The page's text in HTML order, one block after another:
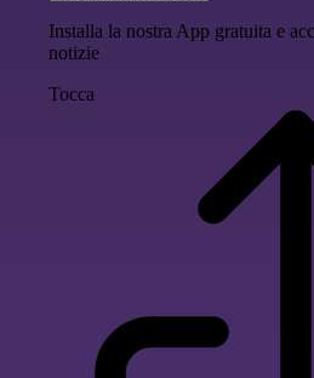
Installa la nostra App gratuita e
notizie
Tocca